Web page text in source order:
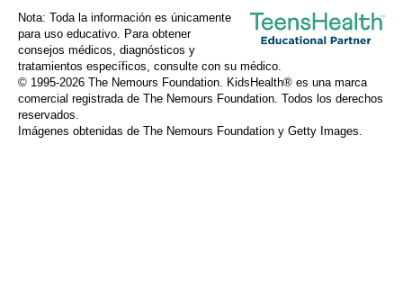
Nota: Toda la información es únicamente
para uso educativo. Para obtener
consejos médicos, diagnósticos y
tratamientos específicos, consulte con su médico.
© 1995-2026 The Nemours Foundation. KidsHealth® es una marca
comercial registrada de The Nemours Foundation. Todos los derechos
reservados.
Imágenes obtenidas de The Nemours Foundation y Getty Images.